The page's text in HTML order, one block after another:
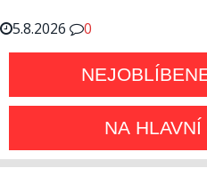
5.8.2026
0
NA